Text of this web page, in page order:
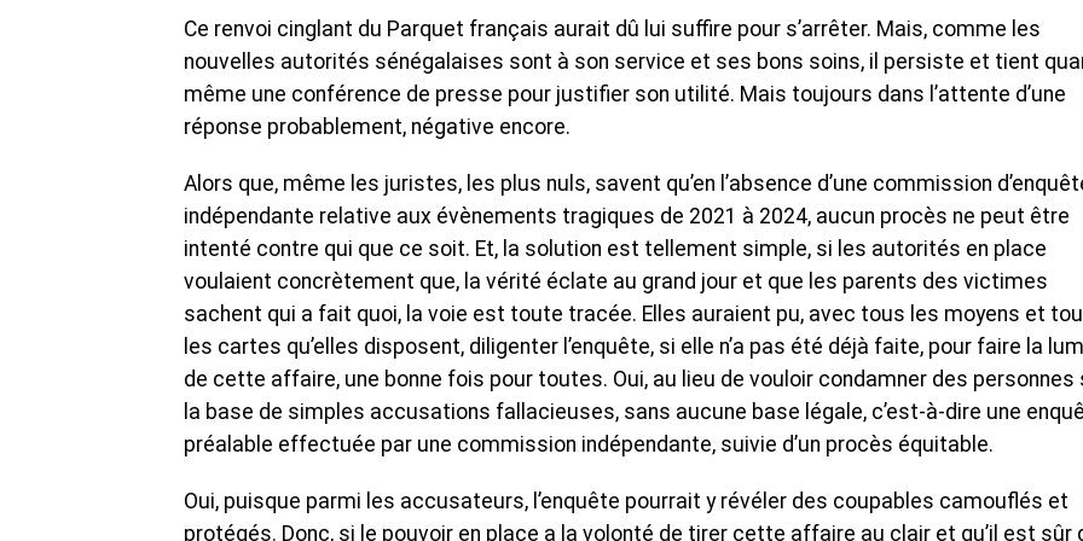
Ce renvoi cinglant du Parquet français aurait dû lui suffire pour s’arrêter. Mais, comme les
nouvelles autorités sénégalaises sont à son service et ses bons soins, il persiste et tient
même une conférence de presse pour justifier son utilité. Mais toujours dans l’attente d’une
réponse probablement, négative encore.
Alors que, même les juristes, les plus nuls, savent qu’en l’absence d’une commission
indépendante relative aux évènements tragiques de 2021 à 2024, aucun procès ne peut être
intenté contre qui que ce soit. Et, la solution est tellement simple, si les autorités en place
voulaient concrètement que, la vérité éclate au grand jour et que les parents des victimes
sachent qui a fait quoi, la voie est toute tracée. Elles auraient pu, avec tous les moyens et
les cartes qu’elles disposent, diligenter l’enquête, si elle n’a pas été déjà faite, pour faire la
de cette affaire, une bonne fois pour toutes. Oui, au lieu de vouloir condamner des personnes
la base de simples accusations fallacieuses, sans aucune base légale, c’est-à-dire une
préalable effectuée par une commission indépendante, suivie d’un procès équitable.
Oui, puisque parmi les accusateurs, l’enquête pourrait y révéler des coupables camouflés et
protégés. Donc, si le pouvoir en place a la volonté de tirer cette affaire au clair et qu’il est sûr